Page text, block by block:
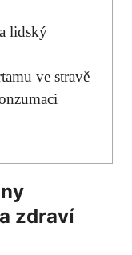
lidský
ve stravě
zdraví